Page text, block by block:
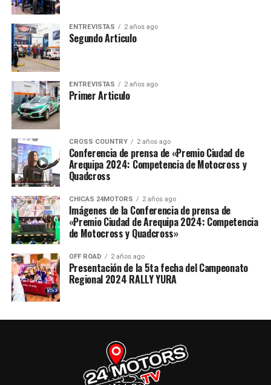
ENTREVISTAS 2 años ago
Segundo Articulo
ENTREVISTAS 2 años ago
Primer Articulo
CROSS COUNTRY 2 años ago
Conferencia de prensa de «Premio Ciudad de
Arequipa 2024: Competencia de Motocross y
Quadcross
CHICAS 24MOTORS 2 años ago
Imágenes de la Conferencia de prensa de
«Premio Ciudad de Arequipa 2024: Competencia
de Motocross y Quadcross»
OFF ROAD 2 años ago
Presentación de la 5ta fecha del Campeonato
Regional 2024 RALLY YURA